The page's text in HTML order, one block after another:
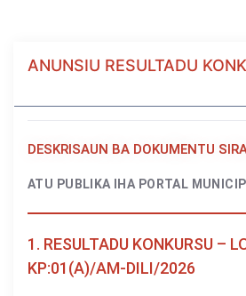
ANUNSIU RESULTADU
DESKRISAUN BA DOKUMENTU
ATU PUBLIKA IHA PORTAL
1. RESULTADU KONKURSU –
KP:01(A)/AM-DILI/2026